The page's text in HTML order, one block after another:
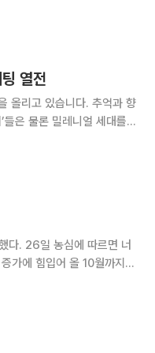
열전
올리고 있습니다. 추억과 향
들은 물론 밀레니얼 세대를
다. 26일 농심에 따르면 너
가에 힘입어 올 10월까지